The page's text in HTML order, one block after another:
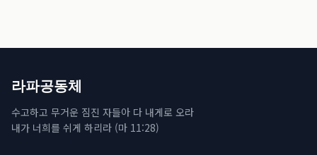
라파공동체
수고하고 무거운 짐진 자들아 다 내게로 오라
내가 너희를 쉬게 하리라 (마 11:28)